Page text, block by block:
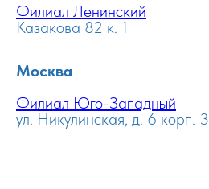
Филиал Ленинский
Казакова 82 к. 1
Москва
Филиал Юго-Западный
ул. Никулинская, д. 6 корп. 3